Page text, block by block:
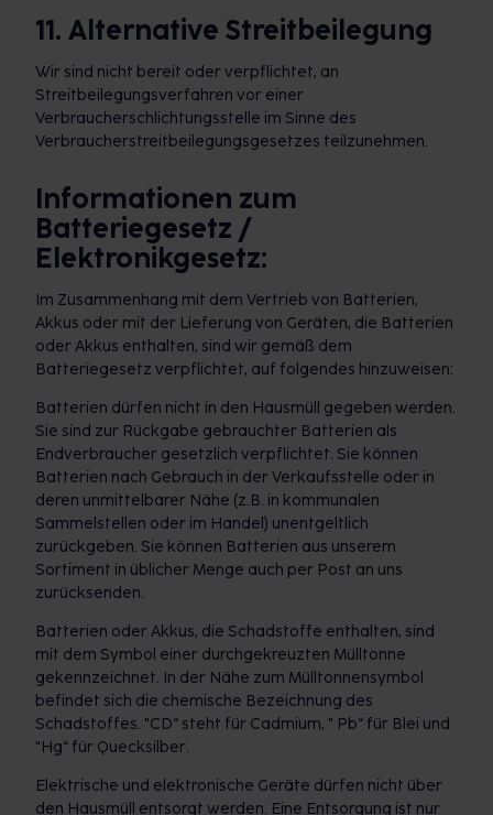
11. Alternative Streitbeilegung
Wir sind nicht bereit oder verpflichtet, an
Streitbeilegungsverfahren vor einer
Verbraucherschlichtungsstelle im Sinne des
Verbraucherstreitbeilegungsgesetzes teilzunehmen.
Informationen zum
Batteriegesetz /
Elektronikgesetz:
Im Zusammenhang mit dem Vertrieb von Batterien,
Akkus oder mit der Lieferung von Geräten, die Batterien
oder Akkus enthalten, sind wir gemäß dem
Batteriegesetz verpflichtet, auf folgendes hinzuweisen:
Batterien dürfen nicht in den Hausmüll gegeben werden.
Sie sind zur Rückgabe gebrauchter Batterien als
Endverbraucher gesetzlich verpflichtet. Sie können
Batterien nach Gebrauch in der Verkaufsstelle oder in
deren unmittelbarer Nähe (z.B. in kommunalen
Sammelstellen oder im Handel) unentgeltlich
zurückgeben. Sie können Batterien aus unserem
Sortiment in üblicher Menge auch per Post an uns
zurücksenden.
Batterien oder Akkus, die Schadstoffe enthalten, sind
mit dem Symbol einer durchgekreuzten Mülltonne
gekennzeichnet. In der Nähe zum Mülltonnensymbol
befindet sich die chemische Bezeichnung des
Schadstoffes. "CD“ steht für Cadmium, " Pb“ für Blei und
"Hg“ für Quecksilber.
Elektrische und elektronische Geräte dürfen nicht über
den Hausmüll entsorgt werden. Eine Entsorgung ist nur